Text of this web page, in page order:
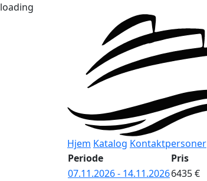
loading
Hjem Katalog Kontaktpersoner
Periode
Pris
07.11.2026 - 14.11.20266435 €